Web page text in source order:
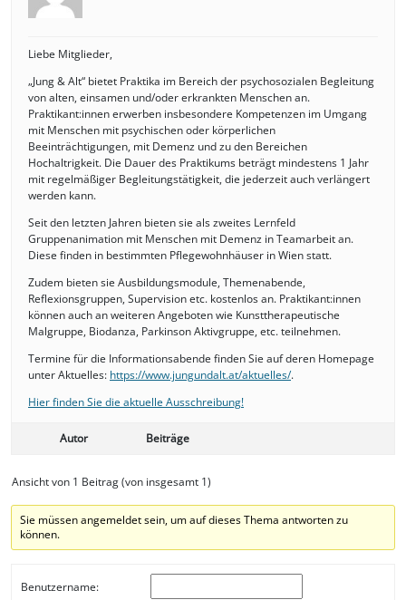
Liebe Mitglieder,
„Jung & Alt“ bietet Praktika im Bereich der psychosozialen Begleitung
von alten, einsamen und/oder erkrankten Menschen an.
Praktikant:innen erwerben insbesondere Kompetenzen im Umgang
mit Menschen mit psychischen oder körperlichen
Beeinträchtigungen, mit Demenz und zu den Bereichen
Hochaltrigkeit. Die Dauer des Praktikums beträgt mindestens 1 Jahr
mit regelmäßiger Begleitungstätigkeit, die jederzeit auch verlängert
werden kann.
Seit den letzten Jahren bieten sie als zweites Lernfeld
Gruppenanimation mit Menschen mit Demenz in Teamarbeit an.
Diese finden in bestimmten Pflegewohnhäuser in Wien statt.
Zudem bieten sie Ausbildungsmodule, Themenabende,
Reflexionsgruppen, Supervision etc. kostenlos an. Praktikant:innen
können auch an weiteren Angeboten wie Kunsttherapeutische
Malgruppe, Biodanza, Parkinson Aktivgruppe, etc. teilnehmen.
Termine für die Informationsabende finden Sie auf deren Homepage
unter Aktuelles: https://www.jungundalt.at/aktuelles/.
Hier finden Sie die aktuelle Ausschreibung!
Autor Beiträge
Ansicht von 1 Beitrag (von insgesamt 1)
Sie müssen angemeldet sein, um auf dieses Thema antworten zu
können.
Benutzername: